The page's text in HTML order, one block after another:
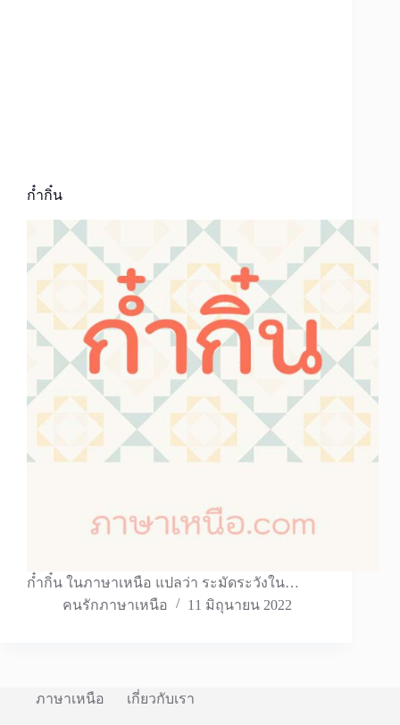
ก๋ำกิ๋น
ก๋ำกิ๋น ในภาษาเหนือ แปลว่า ระมัดระวังใน…
คนรักภาษาเหนือ
11 มิถุนายน 2022
ภาษาเหนือ เกี่ยวกับเรา